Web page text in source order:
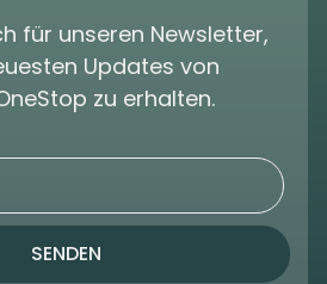
für unseren Newsletter,
Updates von
zu erhalten.
SENDEN